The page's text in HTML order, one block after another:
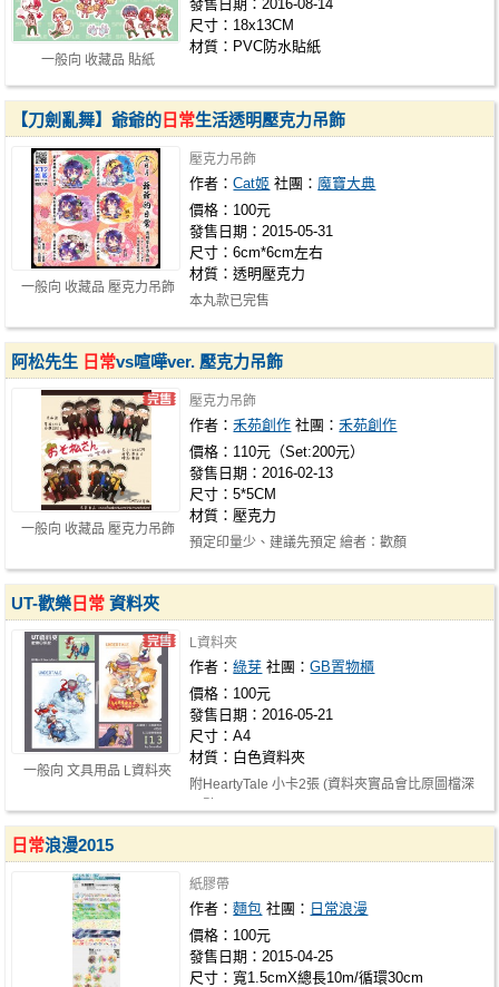
一般向 收藏品 貼紙
發售日期：2016-08-14
尺寸：18x13CM
材質：PVC防水貼紙
一般向 收藏品 壓克力吊飾
【刀劍亂舞】爺爺的 日常生活透明壓克力吊飾
壓克力吊飾
作者：Cat姬 社團： 魔寶大典
價格：100元
發售日期：2015-05-31
尺寸：6cm*6cm左右
材質：透明壓克力
本丸款已完售
一般向 收藏品 壓克力吊飾
阿松先生 日常vs喧嘩ver. 壓克力吊飾
壓克力吊飾
作者：禾苑創作 社團：禾苑創作
價格：110元（Set:200元）
發售日期：2016-02-13
尺寸：5*5CM
材質：壓克力
預定印量少、建議先預定 繪者：歡顏
一般向 文具用品 L資料夾
UT-歡樂 日常 資料夾
L資料夾
作者：綠芽 社團：GB置物櫃
價格：100元
發售日期：2016-05-21
尺寸：A4
材質：白色資料夾
附HeartyTale 小卡2張 (資料夾實品會比原圖檔深
日常浪漫2015
紙膠帶
作者：麵包 社團： 日常浪漫
價格：100元
發售日期：2015-04-25
尺寸：寬1.5cmX總長10m/循環30cm